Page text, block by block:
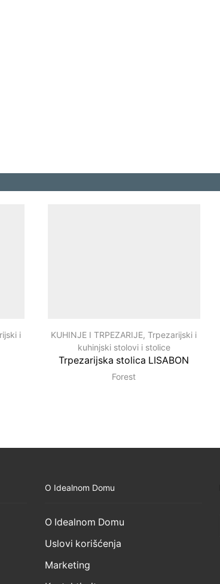
i
KUHINJE I TRPEZARIJE,Trpezarijski i
kuhinjski stolovi i stolice
Trpezarijska stolica LISABON
Forest
O Idealnom Domu
O Idealnom Domu
Uslovi korišćenja
Marketing